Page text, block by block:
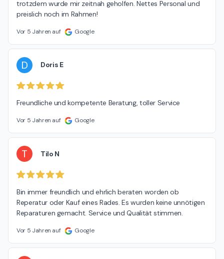
trotzdem wurde mir zeitnah geholfen. Nettes Personal und
preislich noch im Rahmen!
Vor 5 Jahren auf Google
D Doris E
Freundliche und kompetente Beratung, toller Service
Vor 5 Jahren auf Google
T Tilo N
Bin immer freundlich und ehrlich beraten worden ob
Reperatur oder Kauf eines Rades. Es wurden keine unnötigen
Reparaturen gemacht. Service und Qualität stimmen.
Vor 5 Jahren auf Google